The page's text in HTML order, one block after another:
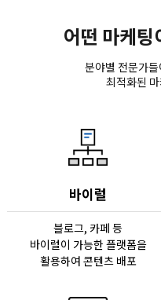
어떤 마케
분야별 전문가
최적화된
바이럴
블로그, 카페 등
바이럴이 가능한 플랫폼을
활용하여 콘텐츠 배포